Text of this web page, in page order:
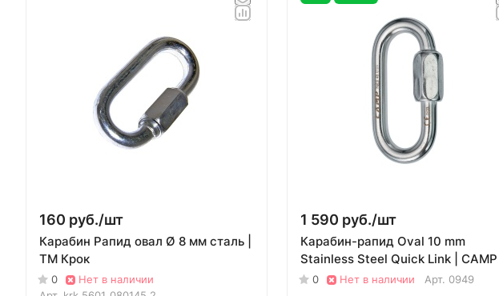
160 руб./шт
Карабин Рапид овал Ø 8 мм сталь |
ТМ Крок
0
Нет в наличии
1 590 руб./шт
Карабин-рапид Oval 10 mm
Stainless Steel Quick Link | CAMP
0 Нет в наличии Арт. 0949